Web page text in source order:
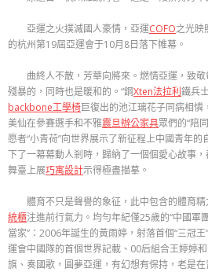
亞運之火撲滅國人豪情，亞運COFO之光映
的杭州第19屆亞運會于10月8日落下帷幕。
曲終人不散，芳華向將來。燃情亞運，致
殘暴的，同時也是暖和的。“鋼Xten法拉利鐵兵
backbone工學椅巨復出的池江璃花子同病相
美仙在參賽選手和不雅震旦辦公家具眾們的“陪
愿者“小青荷”向世界展示了新征程上中國青年
下了一幕幕動人剎時，歸納了一個個愛心故事
舞臺上展巧寓設計示得極盡描摹。
體育不只是聲譽的象征，此中包含的體育
統櫃注進前行氣力。均勻年紀僅25歲的“中國軍
當家”：2006年誕生的黃雨婷，射落首個“三冠
運會中國隊的首個世界記載、00后組合王婷婷
旗、奏國歌，圓夢亞運，有幻想有保持，老是